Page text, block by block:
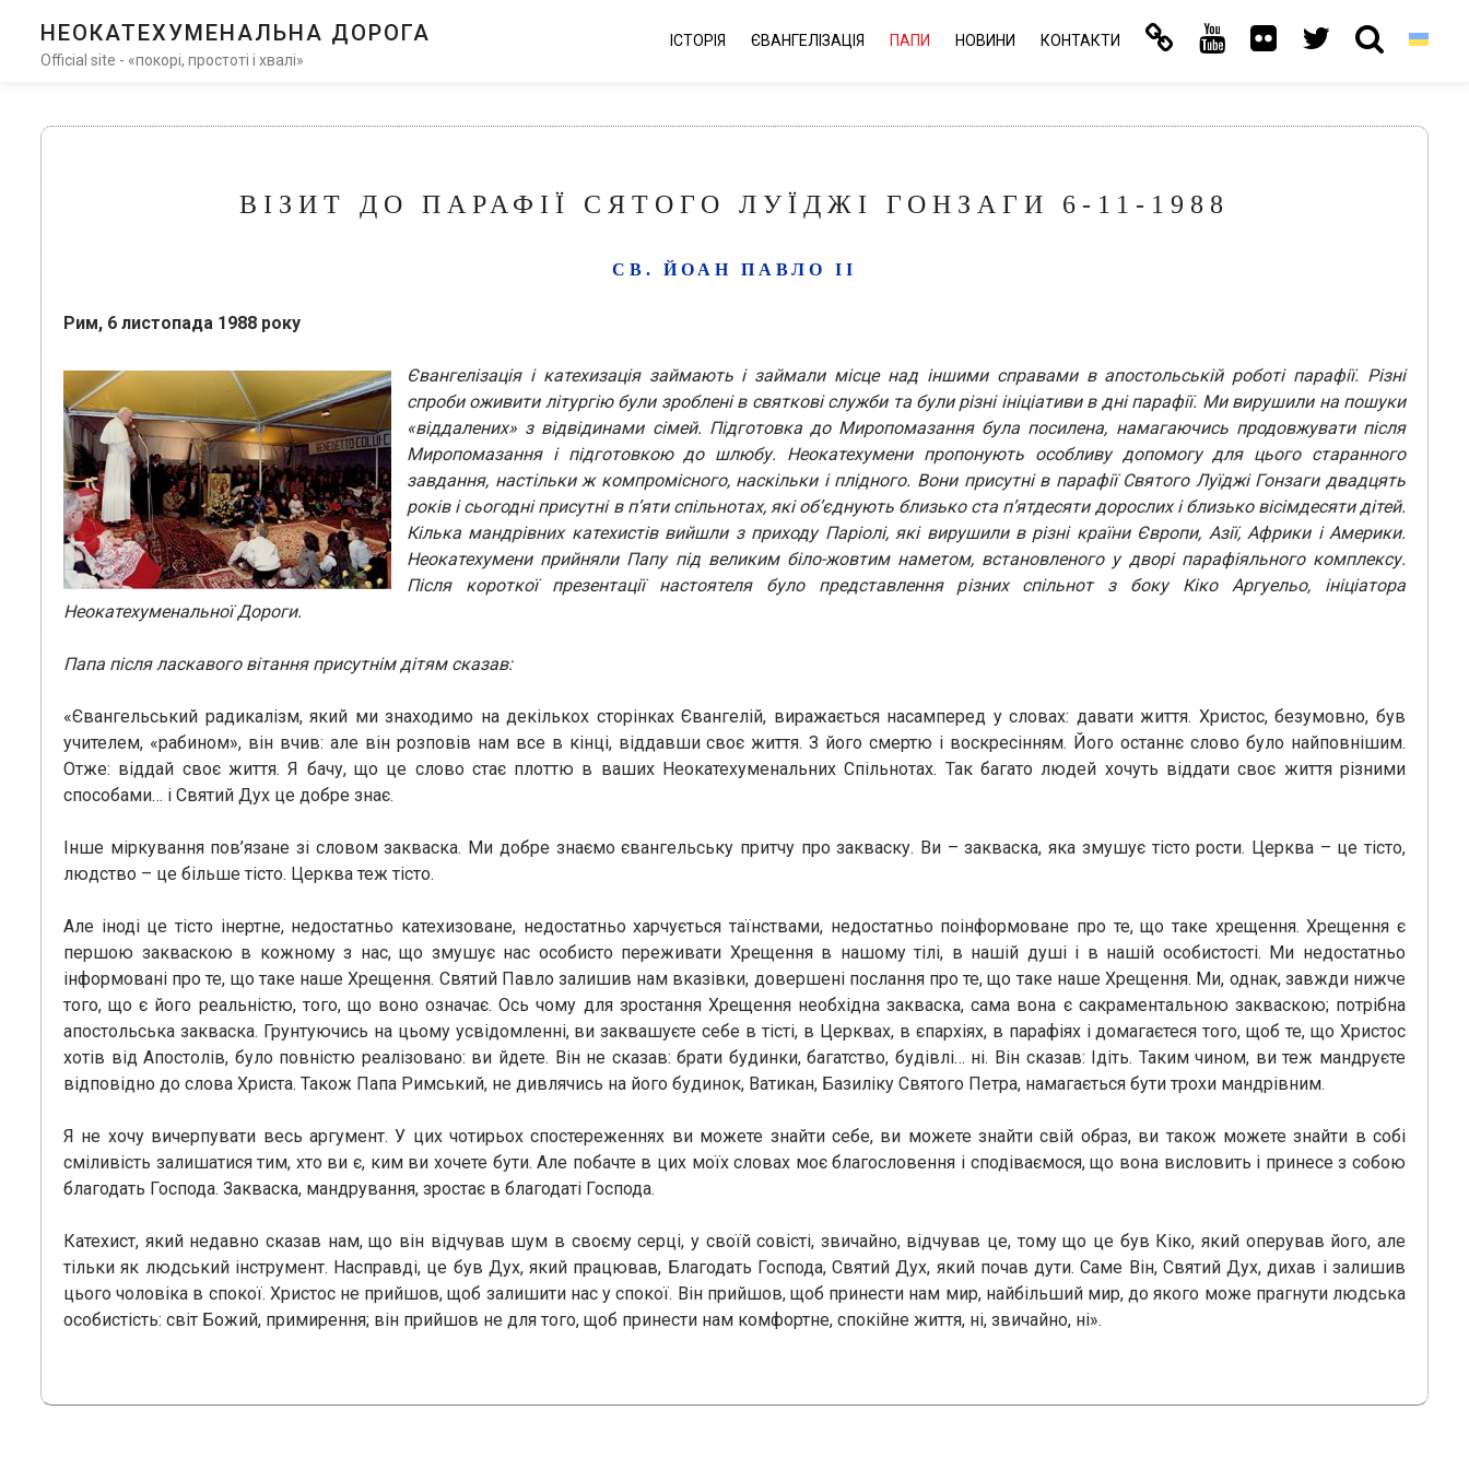
НЕОКАТЕХУМЕНАЛЬНА ДОРОГА
Official site - «покорі, простоті і хвалі»
ІСТОРІЯ ЄВАНГЕЛІЗАЦІЯ ПАПИ НОВИНИ КОНТАКТИ
ВІЗИТ ДО ПАРАФІЇ СЯТОГО ЛУЇДЖІ ГОНЗАГИ 6-11-1988
СВ. ЙОАН ПАВЛО ІІ
Рим, 6 листопада 1988 року
Євангелізація і катехизація займають і займали місце над іншими справами в апостольській роботі парафії. Різні
спроби оживити літургію були зроблені в святкові служби та були різні ініціативи в дні парафії. Ми вирушили на пошуки
«віддалених» з відвідинами сімей. Підготовка до Миропомазання була посилена, намагаючись продовжувати після
Миропомазання і підготовкою до шлюбу. Неокатехумени пропонують особливу допомогу для цього старанного
завдання, настільки ж компромісного, наскільки і плідного. Вони присутні в парафії Святого Луїджі Гонзаги двадцять
років і сьогодні присутні в п’яти спільнотах, які об’єднують близько ста п’ятдесяти дорослих і близько вісімдесяти дітей.
Кілька мандрівних катехистів вийшли з приходу Паріолі, які вирушили в різні країни Європи, Азії, Африки і Америки.
Неокатехумени прийняли Папу під великим біло-жовтим наметом, встановленого у дворі парафіяльного комплексу.
Після короткої презентації настоятеля було представлення різних спільнот з боку Кіко Аргуельо, ініціатора
Неокатехуменальної Дороги.
Папа після ласкавого вітання присутнім дітям сказав:
«Євангельський радикалізм, який ми знаходимо на декількох сторінках Євангелій, виражається насамперед у словах: давати життя. Христос, безумовно, був
учителем, «рабином», він вчив: але він розповів нам все в кінці, віддавши своє життя. З його смертю і воскресінням. Його останнє слово було найповнішим.
Отже: віддай своє життя. Я бачу, що це слово стає плоттю в ваших Неокатехуменальних Спільнотах. Так багато людей хочуть віддати своє життя різними
способами… і Святий Дух це добре знає.
Інше міркування пов’язане зі словом закваска. Ми добре знаємо євангельську притчу про закваску. Ви – закваска, яка змушує тісто рости. Церква – це тісто,
людство – це більше тісто. Церква теж тісто.
Але іноді це тісто інертне, недостатньо катехизоване, недостатньо харчується таїнствами, недостатньо поінформоване про те, що таке хрещення. Хрещення є
першою закваскою в кожному з нас, що змушує нас особисто переживати Хрещення в нашому тілі, в нашій душі і в нашій особистості. Ми недостатньо
інформовані про те, що таке наше Хрещення. Святий Павло залишив нам вказівки, довершені послання про те, що таке наше Хрещення. Ми, однак, завжди нижче
того, що є його реальністю, того, що воно означає. Ось чому для зростання Хрещення необхідна закваска, сама вона є сакраментальною закваскою; потрібна
апостольська закваска. Грунтуючись на цьому усвідомленні, ви заквашуєте себе в тісті, в Церквах, в єпархіях, в парафіях і домагаєтеся того, щоб те, що Христос
хотів від Апостолів, було повністю реалізовано: ви йдете. Він не сказав: брати будинки, багатство, будівлі… ні. Він сказав: Ідіть. Таким чином, ви теж мандруєте
відповідно до слова Христа. Також Папа Римський, не дивлячись на його будинок, Ватикан, Базиліку Святого Петра, намагається бути трохи мандрівним.
Я не хочу вичерпувати весь аргумент. У цих чотирьох спостереженнях ви можете знайти себе, ви можете знайти свій образ, ви також можете знайти в собі
сміливість залишатися тим, хто ви є, ким ви хочете бути. Але побачте в цих моїх словах моє благословення і сподіваємося, що вона висловить і принесе з собою
благодать Господа. Закваска, мандрування, зростає в благодаті Господа.
Катехист, який недавно сказав нам, що він відчував шум в своєму серці, у своїй совісті, звичайно, відчував це, тому що це був Кіко, який оперував його, але
тільки як людський інструмент. Насправді, це був Дух, який працював, Благодать Господа, Святий Дух, який почав дути. Саме Він, Святий Дух, дихав і залишив
цього чоловіка в спокої. Христос не прийшов, щоб залишити нас у спокої. Він прийшов, щоб принести нам мир, найбільший мир, до якого може прагнути людська
особистість: світ Божий, примирення; він прийшов не для того, щоб принести нам комфортне, спокійне життя, ні, звичайно, ні».